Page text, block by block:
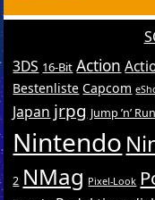
3DS 16-Bit Action
Bestenliste Capcom
Japan jrpg Jump ’n’ Run
Nintendo
2 NMag Pixel-Look